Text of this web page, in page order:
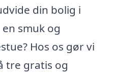
din bolig i
smuk og
Hos os gør vi
tre gratis og